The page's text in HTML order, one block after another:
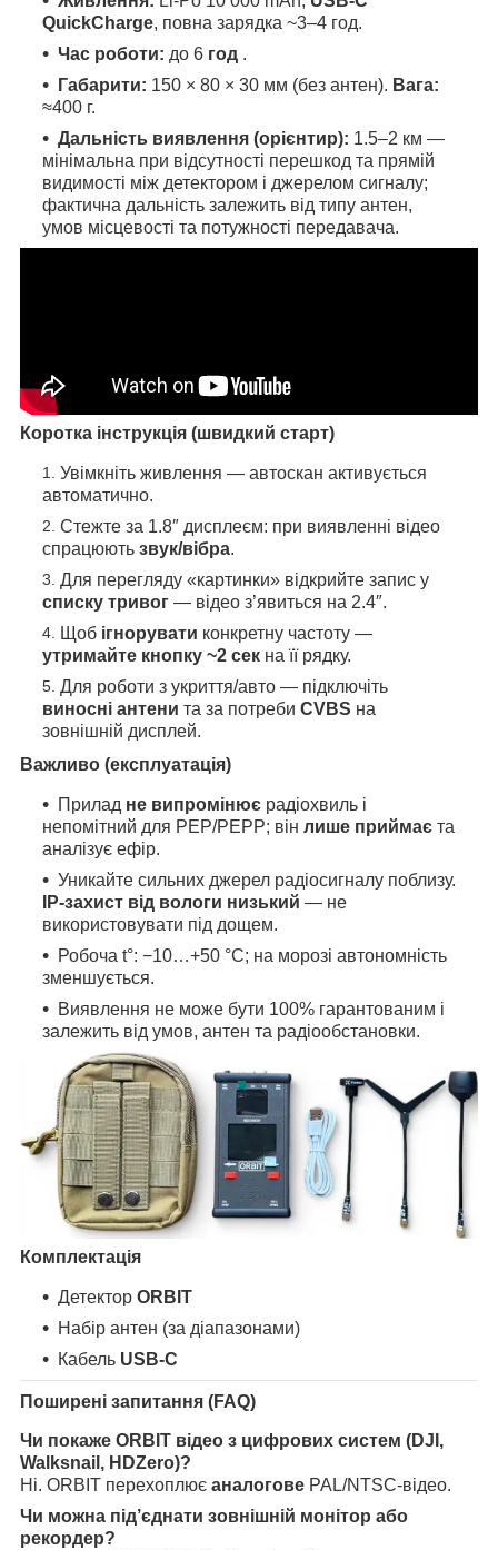
QuickCharge, повна зарядка ~3–4 год.
Час роботи: до 6 год .
Габарити: 150 × 80 × 30 мм (без антен). Вага:
≈400 г.
Дальність виявлення (орієнтир): 1.5–2 км —
мінімальна при відсутності перешкод та прямій
видимості між детектором і джерелом сигналу;
фактична дальність залежить від типу антен,
умов місцевості та потужності передавача.
Коротка інструкція (швидкий старт)
Увімкніть живлення — автоскан активується
автоматично.
Стежте за 1.8″ дисплеєм: при виявленні відео
спрацюють звук/вібра.
Для перегляду «картинки» відкрийте запис у
списку тривог — відео з’явиться на 2.4″.
Щоб ігнорувати конкретну частоту —
утримайте кнопку ~2 сек на її рядку.
Для роботи з укриття/авто — підключіть
виносні антени та за потреби CVBS на
зовнішній дисплей.
Важливо (експлуатація)
Прилад не випромінює радіохвиль і
непомітний для РЕР/РЕРР; він лише приймає та
аналізує ефір.
Уникайте сильних джерел радіосигналу поблизу.
IP-захист від вологи низький — не
використовувати під дощем.
Робоча t°: −10…+50 °C; на морозі автономність
зменшується.
Виявлення не може бути 100% гарантованим і
залежить від умов, антен та радіообстановки.
Комплектація
Детектор ORBIT
Набір антен (за діапазонами)
Кабель USB-C
Поширені запитання (FAQ)
Чи покаже ORBIT відео з цифрових систем (DJI,
Walksnail, HDZero)?
Ні. ORBIT перехоплює аналогове PAL/NTSC-відео.
Чи можна під’єднати зовнішній монітор або
рекордер?